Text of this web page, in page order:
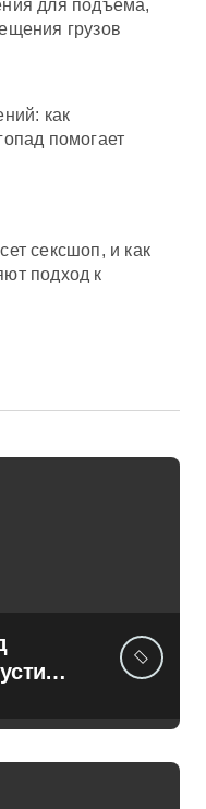
для подъема,
грузов
как
помогает
сексшоп, и как
подход к